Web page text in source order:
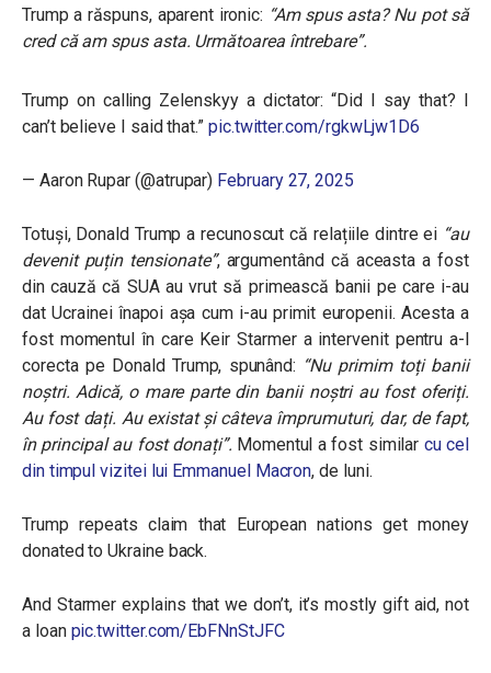
Trump a răspuns, aparent ironic: “Am spus asta? Nu pot să
cred că am spus asta. Următoarea întrebare”.
Trump on calling Zelenskyy a dictator: “Did I say that? I
can’t believe I said that.” pic.twitter.com/rgkwLjw1D6
— Aaron Rupar (@atrupar) February 27, 2025
Totuși, Donald Trump a recunoscut că relațiile dintre ei “au
devenit puțin tensionate”, argumentând că aceasta a fost
din cauză că SUA au vrut să primească banii pe care i-au
dat Ucrainei înapoi așa cum i-au primit europenii. Acesta a
fost momentul în care Keir Starmer a intervenit pentru a-l
corecta pe Donald Trump, spunând: “Nu primim toți banii
noștri. Adică, o mare parte din banii noștri au fost oferiți.
Au fost dați. Au existat și câteva împrumuturi, dar, de fapt,
în principal au fost donați”. Momentul a fost similar cu cel
din timpul vizitei lui Emmanuel Macron, de luni.
Trump repeats claim that European nations get money
donated to Ukraine back.
And Starmer explains that we don’t, it’s mostly gift aid, not
a loan pic.twitter.com/EbFNnStJFC